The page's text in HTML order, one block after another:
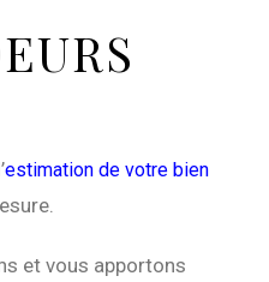
estimation de votre bien
et vous apportons